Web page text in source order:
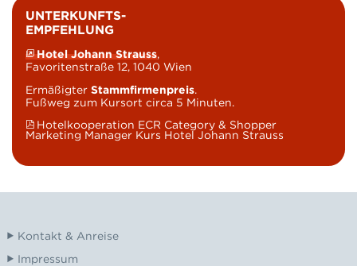
UNTERKUNFTS-
EMPFEHLUNG
Hotel Johann Strauss,
Favoritenstraße 12, 1040 Wien
ErmäßigterStammfirmenpreis.
Fußweg zum Kursort circa 5 Minuten.
Hotelkooperation ECR Category & Shopper
Marketing Manager Kurs Hotel Johann Strauss
Kontakt & Anreise
Impressum